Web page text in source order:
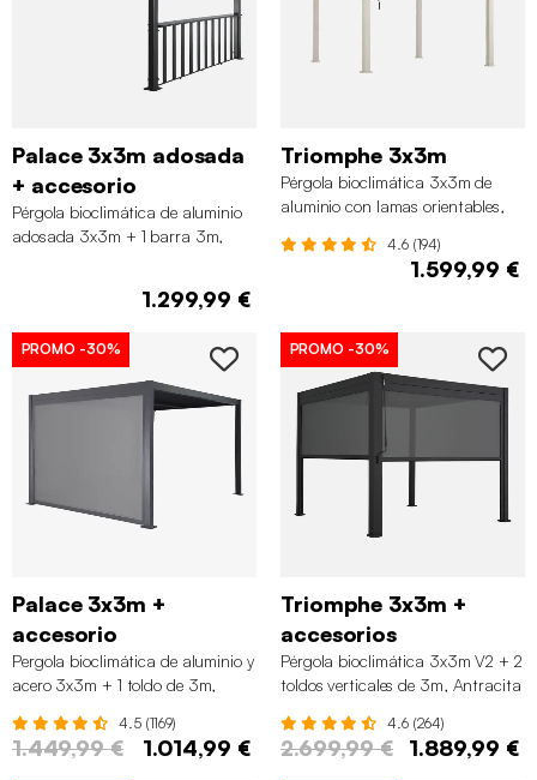
Palace 3x3m adosada
+ accesorio
Pérgola bioclimática de aluminio
adosada 3x3m + 1 barra 3m,
1.299,99 €
Triomphe 3x3m
Pérgola bioclimática 3x3m de
aluminio con lamas orientables,
4.6 (194)
1.599,99 €
PROMO -30%
Palace 3x3m +
accesorio
Pergola bioclimática de aluminio y
acero 3x3m + 1 toldo de 3m,
4.5 (1169)
1.449,99 € 1.014,99 €
PROMO -30%
Triomphe 3x3m +
accesorios
Pérgola bioclimática 3x3m V2 + 2
toldos verticales de 3m, Antracita
4.6 (264)
2.699,99 € 1.889,99 €